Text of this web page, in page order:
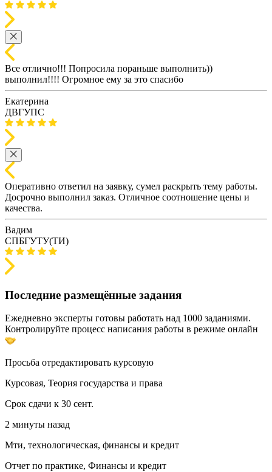
Все отлично!!! Попросила пораньше выполнить))
выполнил!!!! Огромное ему за это спасибо
Екатерина
ДВГУПС
Оперативно ответил на заявку, сумел раскрыть тему работы.
Досрочно выполнил заказ. Отличное соотношение цены и
качества.
Вадим
СПБГУТУ(ТИ)
Последние размещённые задания
Ежедневно эксперты готовы работать над 1000 заданиями.
Контролируйте процесс написания работы в режиме онлайн
Просьба отредактировать курсовую
Курсовая, Теория государства и права
Срок сдачи к 30 сент.
2 минуты назад
Мти, технологическая, финансы и кредит
Отчет по практике, Финансы и кредит